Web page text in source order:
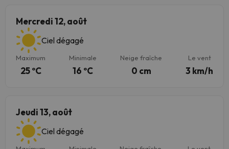
Mercredi 12, août
Ciel dégagé
Maximum
25 ºC
Minimale
16 ºC
Neige fraîche
0 cm
Le vent
3 km/h
Jeudi 13, août
Ciel dégagé